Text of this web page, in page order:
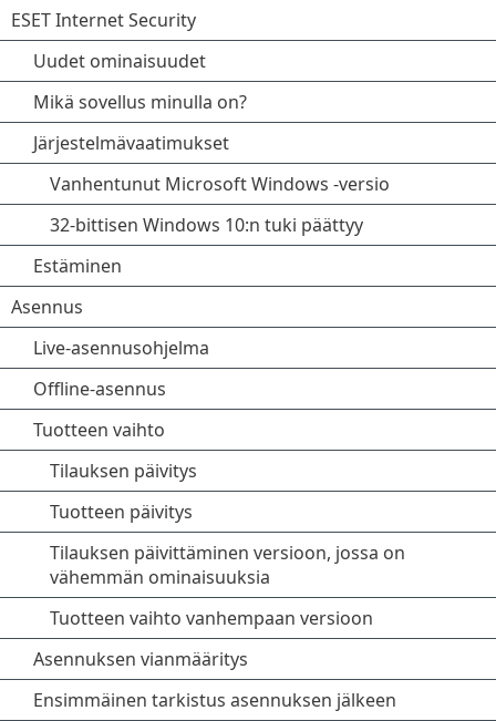
ESET Internet Security
Uudet ominaisuudet
Mikä sovellus minulla on?
Järjestelmävaatimukset
Vanhentunut Microsoft Windows -versio
32-bittisen Windows 10:n tuki päättyy
Estäminen
Asennus
Live-asennusohjelma
Offline-asennus
Tuotteen vaihto
Tilauksen päivitys
Tuotteen päivitys
Tilauksen päivittäminen versioon, jossa on
vähemmän ominaisuuksia
Tuotteen vaihto vanhempaan versioon
Asennuksen vianmääritys
Ensimmäinen tarkistus asennuksen jälkeen